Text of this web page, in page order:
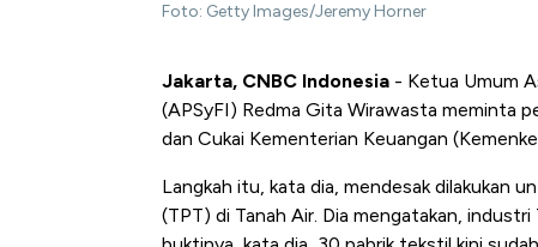
Foto: Getty Images/Jeremy Horner
Jakarta, CNBC Indonesia - Ketua Umum
(APSyFI) Redma Gita Wirawasta meminta
dan Cukai Kementerian Keuangan
Langkah itu, kata dia, mendesak dilakukan
(TPT) di Tanah Air. Dia mengatakan,